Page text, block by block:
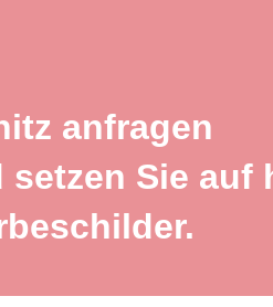
anfragen
Sie auf